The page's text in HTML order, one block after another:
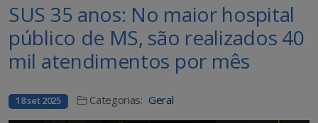
SUS 35 anos: No maior hospital
público de MS, são realizados 40
mil atendimentos por mês
18 set 2025 Categorias: Geral